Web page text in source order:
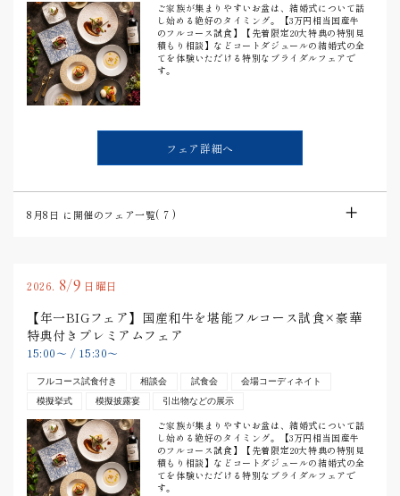
ご家族が集まりやすいお盆は、結婚式について話
し始める絶好のタイミング。【3万円相当国産牛
のフルコース試食】【先着限定20大特典の特別見
積もり相談】などコートダジュールの結婚式の全
てを体験いただける特別なブライダルフェアで
す。
フェア詳細へ
8月8日 に開催のフェア一覧( 7 )
2026. 8/9 日曜日
【年一BIGフェア】国産和牛を堪能フルコース試食×豪華
特典付きプレミアムフェア
15:00〜 / 15:30〜
フルコース試食付き 相談会 試食会
会場コーディネイト
模擬挙式
模擬披露宴 引出物などの展示
ご家族が集まりやすいお盆は、結婚式について話
し始める絶好のタイミング。【3万円相当国産牛
のフルコース試食】【先着限定20大特典の特別見
積もり相談】などコートダジュールの結婚式の全
てを体験いただける特別なブライダルフェアで
す。